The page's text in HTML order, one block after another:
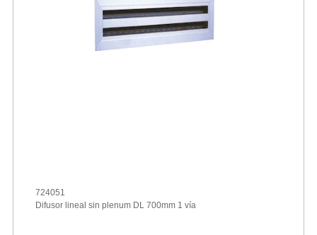
724051
Difusor lineal sin plenum DL 700mm 1 vía